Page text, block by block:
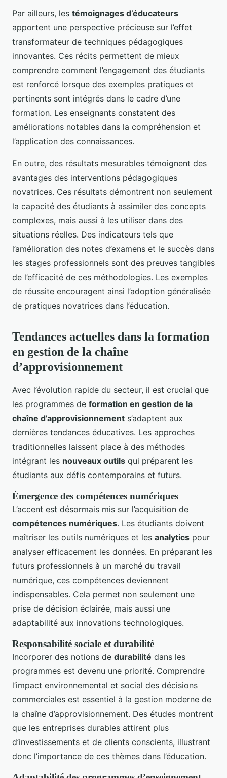
Par ailleurs, les témoignages d’éducateurs
apportent une perspective précieuse sur l’effet
transformateur de techniques pédagogiques
innovantes. Ces récits permettent de mieux
comprendre comment l’engagement des étudiants
est renforcé lorsque des exemples pratiques et
pertinents sont intégrés dans le cadre d’une
formation. Les enseignants constatent des
améliorations notables dans la compréhension et
l’application des connaissances.
En outre, des résultats mesurables témoignent des
avantages des interventions pédagogiques
novatrices. Ces résultats démontrent non seulement
la capacité des étudiants à assimiler des concepts
complexes, mais aussi à les utiliser dans des
situations réelles. Des indicateurs tels que
l’amélioration des notes d’examens et le succès dans
les stages professionnels sont des preuves tangibles
de l’efficacité de ces méthodologies. Les exemples
de réussite encouragent ainsi l’adoption généralisée
de pratiques novatrices dans l’éducation.
Tendances actuelles dans la formation
en gestion de la chaîne
d’approvisionnement
Avec l’évolution rapide du secteur, il est crucial que
les programmes de formation en gestion de la
chaîne d’approvisionnement s’adaptent aux
dernières tendances éducatives. Les approches
traditionnelles laissent place à des méthodes
intégrant les nouveaux outils qui préparent les
étudiants aux défis contemporains et futurs.
Émergence des compétences numériques
L’accent est désormais mis sur l’acquisition de
compétences numériques. Les étudiants doivent
maîtriser les outils numériques et les analytics pour
analyser efficacement les données. En préparant les
futurs professionnels à un marché du travail
numérique, ces compétences deviennent
indispensables. Cela permet non seulement une
prise de décision éclairée, mais aussi une
adaptabilité aux innovations technologiques.
Responsabilité sociale et durabilité
Incorporer des notions de durabilité dans les
programmes est devenu une priorité. Comprendre
l’impact environnemental et social des décisions
commerciales est essentiel à la gestion moderne de
la chaîne d’approvisionnement. Des études montrent
que les entreprises durables attirent plus
d’investissements et de clients conscients, illustrant
donc l’importance de ces thèmes dans l’éducation.